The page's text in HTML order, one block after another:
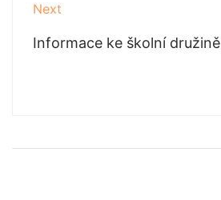
Next
Informace ke školní družině